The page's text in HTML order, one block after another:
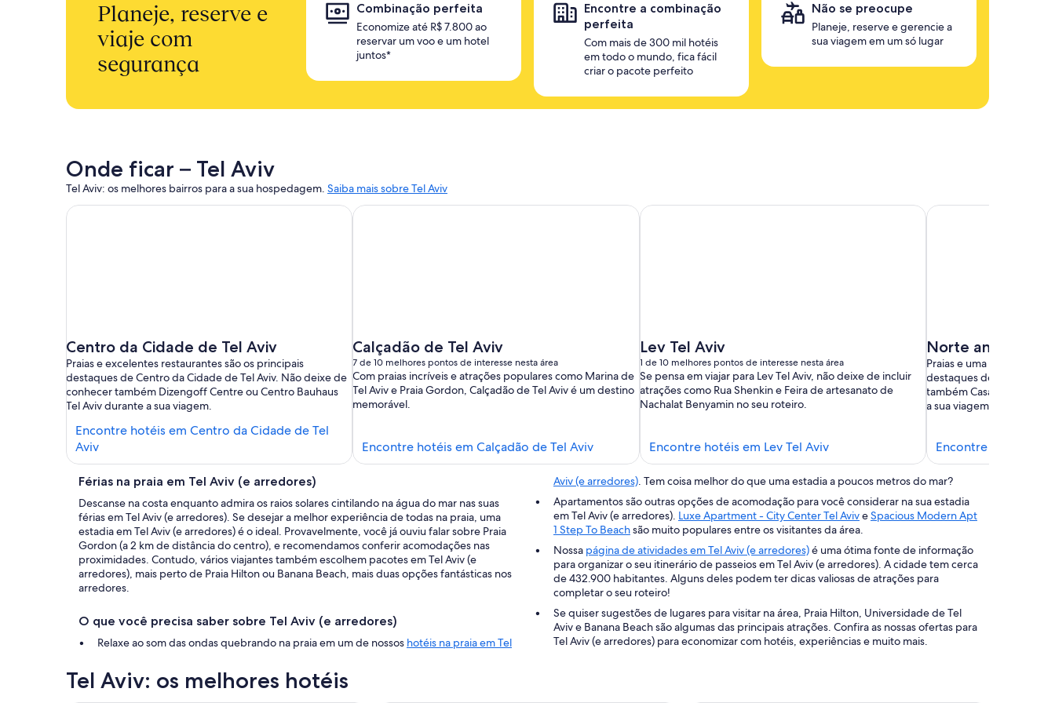
Planeje, reserve e
viaje com
segurança
Combinação perfeita
Economize até R$ 7.800 ao
reservar um voo e um hotel
juntos*
Encontre a combinação
perfeita
Com mais de 300 mil hotéis
em todo o mundo, fica fácil
criar o pacote perfeito
Não se preocupe
Planeje, reserve e gerencie a
sua viagem em um só lugar
Onde ficar – Tel Aviv
Tel Aviv: os melhores bairros para a sua hospedagem. Saiba mais sobre Tel Aviv
Centro da Cidade de Tel Aviv
Praias e excelentes restaurantes são os principais
destaques de Centro da Cidade de Tel Aviv. Não deixe de
conhecer também Dizengoff Centre ou Centro Bauhaus
Tel Aviv durante a sua viagem.
Encontre hotéis em Centro da Cidade de Tel
AvivEncontre
hotéis
em
da
Cidade
de
Tel
Aviv
Calçadão de Tel Aviv
7 de 10 melhores pontos de interesse nesta área
Com praias incríveis e atrações populares como Marina de
Tel Aviv e Praia Gordon, Calçadão de Tel Aviv é um destino
memorável.
Encontre hotéis em Calçadão de Tel AvivEncontre
hotéis
em
Calçadão
de
Tel
Aviv
Lev Tel Aviv
1 de 10 melhores pontos de interesse nesta área
Se pensa em viajar para Lev Tel Aviv, não deixe de incluir
atrações como Rua Shenkin e Feira de artesanato de
Nachalat Benyamin no seu roteiro.
Encontre hotéis em Lev Tel AvivEncontre
hotéis
em
Lev
Tel
Aviv
Norte antigo
Praias e uma zona
destaques de Norte
também Casa de Ben
a sua viagem.
Encontre hotéis em
Férias na praia em Tel Aviv (e arredores)
Descanse na costa enquanto admira os raios solares cintilando na água do mar nas suas
férias em Tel Aviv (e arredores). Se desejar a melhor experiência de todas na praia, uma
estadia em Tel Aviv (e arredores) é o ideal. Provavelmente, você já ouviu falar sobre Praia
Gordon (a 2 km de distância do centro), e recomendamos conferir acomodações nas
proximidades. Contudo, vários viajantes também escolhem pacotes em Tel Aviv (e
arredores), mais perto de Praia Hilton ou Banana Beach, mais duas opções fantásticas nos
arredores.
O que você precisa saber sobre Tel Aviv (e arredores)
Relaxe ao som das ondas quebrando na praia em um de nossos hotéis na praia em Tel
Aviv (e arredores) . Tem coisa melhor do que uma estadia a poucos metros do mar?
Apartamentos são outras opções de acomodação para você considerar na sua estadia
em Tel Aviv (e arredores). Luxe Apartment - City Center Tel AviveSpacious Modern Apt
1 Step To Beachsão muito populares entre os visitantes da área.
Nossa página de atividades em Tel Aviv (e arredores)é uma ótima fonte de informação
para organizar o seu itinerário de passeios em Tel Aviv (e arredores). A cidade tem cerca
de 432.900 habitantes. Alguns deles podem ter dicas valiosas de atrações para
completar o seu roteiro!
Se quiser sugestões de lugares para visitar na área, Praia Hilton, Universidade de Tel
Aviv e Banana Beach são algumas das principais atrações. Confira as nossas ofertas para
Tel Aviv (e arredores) para economizar com hotéis, experiências e muito mais.
Tel Aviv: os melhores hotéis